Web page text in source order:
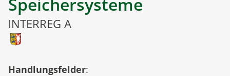
INTERREG A
Handlungsfelder: